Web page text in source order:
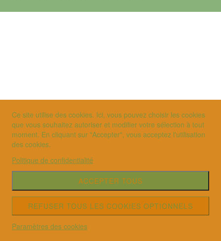
Ce site utilise des cookies. Ici, vous pouvez choisir les cookies
que vous souhaitez autoriser et modifier votre sélection à tout
moment. En cliquant sur "Accepter", vous acceptez l'utilisation
des cookies.
Politique de confidentialité
ACCEPTER TOUS
REFUSER TOUS LES COOKIES OPTIONNELS
Paramètres des cookies